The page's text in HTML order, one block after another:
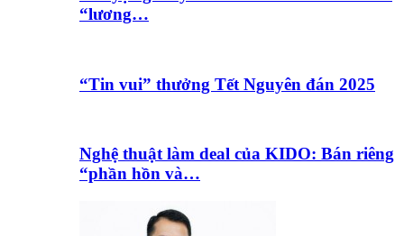
“lương…
“Tin vui” thưởng Tết Nguyên đán 2025
Nghệ thuật làm deal của KIDO: Bán riêng
“phần hồn và…